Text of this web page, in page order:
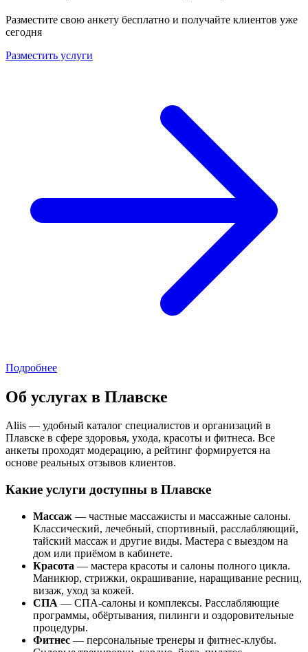
Разместите свою анкету бесплатно и получайте клиентов уже
сегодня
Разместить услуги
Подробнее
Об услугах в Плавске
Aliis — удобный каталог специалистов и организаций в
Плавске в сфере здоровья, ухода, красоты и фитнеса. Все
анкеты проходят модерацию, а рейтинг формируется на
основе реальных отзывов клиентов.
Какие услуги доступны в Плавске
Массаж — частные массажисты и массажные салоны.
Классический, лечебный, спортивный, расслабляющий,
тайский массаж и другие виды. Мастера с выездом на
дом или приёмом в кабинете.
Красота — мастера красоты и салоны полного цикла.
Маникюр, стрижки, окрашивание, наращивание ресниц,
визаж, уход за кожей.
СПА — СПА-салоны и комплексы. Расслабляющие
программы, обёртывания, пилинги и оздоровительные
процедуры.
Фитнес — персональные тренеры и фитнес-клубы.